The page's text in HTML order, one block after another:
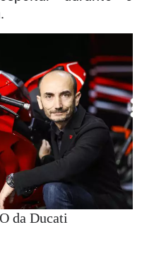
da Ducati